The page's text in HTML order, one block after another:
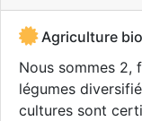
Agriculture
Nous sommes
légumes
cultures sont